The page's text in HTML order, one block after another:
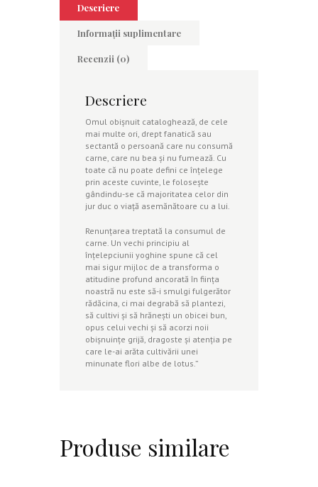
Descriere
Informații suplimentare
Recenzii (0)
Descriere
Omul obişnuit cataloghează, de cele
mai multe ori, drept fanatică sau
sectantă o persoană care nu consumă
carne, care nu bea şi nu fumează. Cu
toate că nu poate defini ce înţelege
prin aceste cuvinte, le foloseşte
gândindu-se că majoritatea celor din
jur duc o viaţă asemănătoare cu a lui.
Renunţarea treptată la consumul de
carne. Un vechi principiu al
înţelepciunii yoghine spune că cel
mai sigur mijloc de a transforma o
atitudine profund ancorată în fiinţa
noastră nu este să-i smulgi fulgerător
rădăcina, ci mai degrabă să plantezi,
să cultivi şi să hrăneşti un obicei bun,
opus celui vechi şi să acorzi noii
obişnuinţe grijă, dragoste şi atenţia pe
care le-ai arăta cultivării unei
minunate flori albe de lotus.”
Produse similare